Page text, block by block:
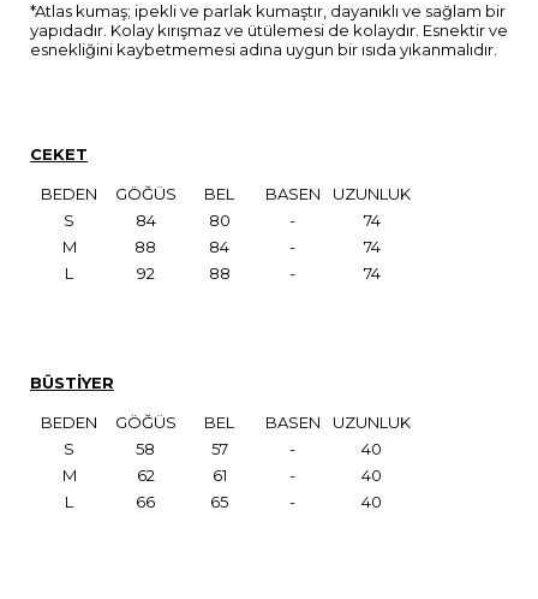
*Atlas kumaş; ipekli ve parlak kumaştır, dayanıklı ve sağlam bir
yapıdadır. Kolay kırışmaz ve ütülemesi de kolaydır. Esnektir ve
esnekliğini kaybetmemesi adına uygun bir ısıda yıkanmalıdır.
CEKET
BEDEN GÖĞÜS BEL BASEN
UZUNLUK
S
84 80 -
74
M
88 84 -
74
L
92 88 - 74
BÜSTİYER
BEDEN GÖĞÜS BEL BASEN
UZUNLUK
S
58 57 -
40
M
62 61 -
40
L
66 65 - 40